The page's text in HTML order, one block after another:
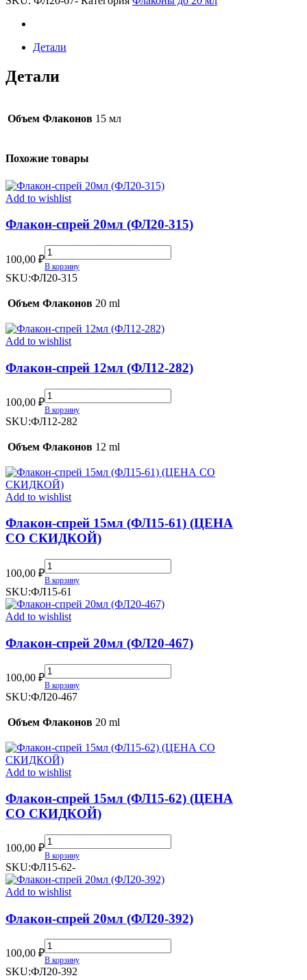
67)
quantity
Детали
Детали
Объем Флаконов 15 мл
Похожие товары
Add to wishlist
Флакон-спрей 20мл (ФЛ20-315)
100,00 ₽
Флакон-
спрей
20мл
315)
В корзину
SKU:ФЛ20-315
Объем Флаконов 20 ml
Add to wishlist
Флакон-спрей 12мл (ФЛ12-282)
100,00 ₽
Флакон-
спрей
12мл
282)
В корзину
SKU:ФЛ12-282
Объем Флаконов 12 ml
Add to wishlist
Флакон-спрей 15мл (ФЛ15-61) (ЦЕНА
СО СКИДКОЙ)
100,00 ₽
Флакон-
спрей
15мл
(ФЛ15-
61)
СКИДКОЙ)
quantity
В корзину
SKU:ФЛ15-61
Add to wishlist
Флакон-спрей 20мл (ФЛ20-467)
100,00 ₽
Флакон-
спрей
20мл
467)
В корзину
SKU:ФЛ20-467
Объем Флаконов 20 ml
Add to wishlist
Флакон-спрей 15мл (ФЛ15-62) (ЦЕНА
СО СКИДКОЙ)
100,00 ₽
Флакон-
спрей
15мл
(ФЛ15-
62)
СКИДКОЙ)
quantity
В корзину
SKU:ФЛ15-62-
Add to wishlist
Флакон-спрей 20мл (ФЛ20-392)
100,00 ₽
Флакон-
спрей
20мл
В корзину
SKU:ФЛ20-392